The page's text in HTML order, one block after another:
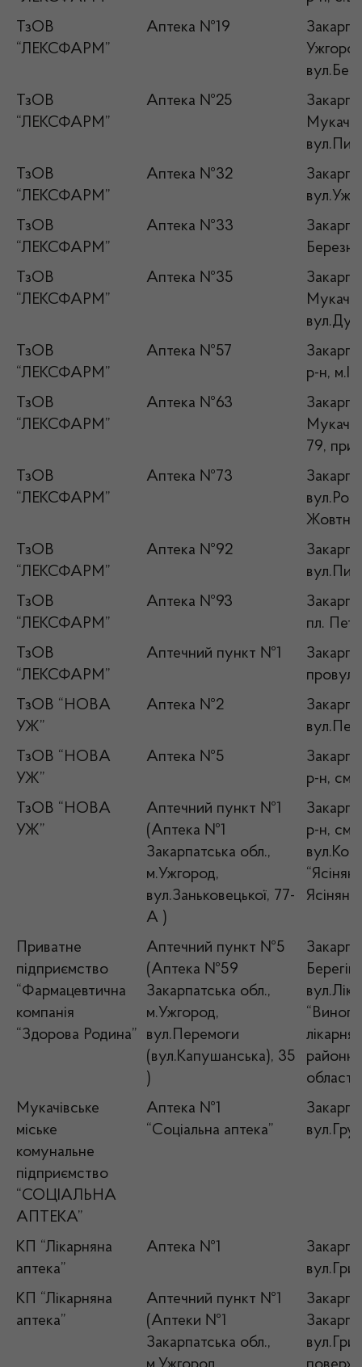
ТзОВ
“ЛЕКСФАРМ”
Аптека №19
ТзОВ
“ЛЕКСФАРМ”
Аптека №25
ТзОВ
“ЛЕКСФАРМ”
Аптека №32
ТзОВ
“ЛЕКСФАРМ”
Аптека №33
ТзОВ
“ЛЕКСФАРМ”
Аптека №35
ТзОВ
“ЛЕКСФАРМ”
Аптека №57
р-н,
ТзОВ
“ЛЕКСФАРМ”
Аптека №63
79,
ТзОВ
“ЛЕКСФАРМ”
Аптека №73
ТзОВ
“ЛЕКСФАРМ”
Аптека №92
ТзОВ
“ЛЕКСФАРМ”
Аптека №93
пл.
ТзОВ
“ЛЕКСФАРМ”
Аптечний пункт №1
ТзОВ “НОВА
УЖ”
Аптека №2
ТзОВ “НОВА
УЖ”
Аптека №5
р-н,
ТзОВ “НОВА
УЖ”
Аптечний пункт №1
(Аптека №1
Закарпатська обл.,
м.Ужгород,
вул.Заньковецької, 77-
А )
р-н, смт
Приватне
підприємство
“Фармацевтична
компанія
“Здорова Родина”
Аптечний пункт №5
(Аптека №59
Закарпатська обл.,
м.Ужгород,
вул.Перемоги
(вул.Капушанська), 35
)
області
Мукачівське
міське
комунальне
підприємство
“СОЦІАЛЬНА
АПТЕКА”
Аптека №1
“Соціальна аптека”
КП “Лікарняна
аптека”
Аптека №1
КП “Лікарняна
аптека”
Аптечний пункт №1
(Аптеки №1
Закарпатська обл.,